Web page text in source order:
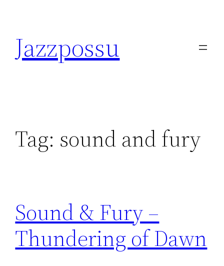
content
Jazzpossu
Tag: sound and fury
Sound & Fury –
Thundering of Dawn